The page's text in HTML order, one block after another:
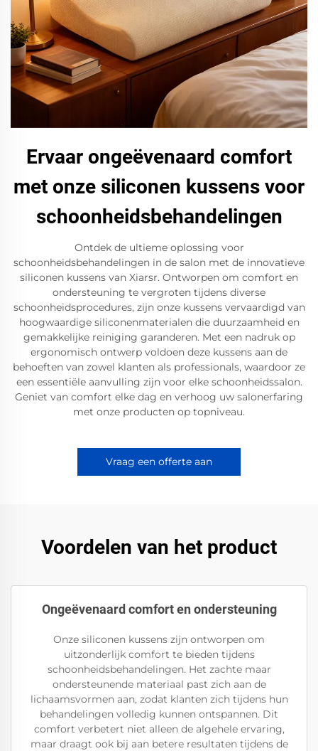
Ervaar ongeëvenaard comfort
met onze siliconen kussens voor
schoonheidsbehandelingen
Ontdek de ultieme oplossing voor
schoonheidsbehandelingen in de salon met de innovatieve
siliconen kussens van Xiarsr. Ontworpen om comfort en
ondersteuning te vergroten tijdens diverse
schoonheidsprocedures, zijn onze kussens vervaardigd van
hoogwaardige siliconenmaterialen die duurzaamheid en
gemakkelijke reiniging garanderen. Met een nadruk op
ergonomisch ontwerp voldoen deze kussens aan de
behoeften van zowel klanten als professionals, waardoor ze
een essentiële aanvulling zijn voor elke schoonheidssalon.
Geniet van comfort elke dag en verhoog uw salonerfaring
met onze producten op topniveau.
Vraag een offerte aan
Voordelen van het product
Ongeëvenaard comfort en ondersteuning
Onze siliconen kussens zijn ontworpen om
uitzonderlijk comfort te bieden tijdens
schoonheidsbehandelingen. Het zachte maar
ondersteunende materiaal past zich aan de
lichaamsvormen aan, zodat klanten zich tijdens hun
behandelingen volledig kunnen ontspannen. Dit
comfort verbetert niet alleen de algehele ervaring,
maar draagt ook bij aan betere resultaten tijdens de